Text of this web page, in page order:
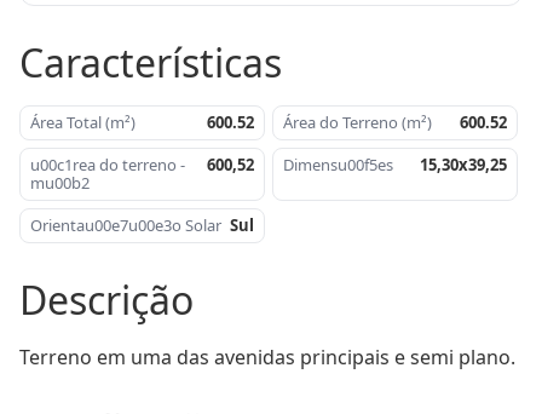
Características
Área Total (m²) 600.52 Área do Terreno (m²)
600.52
u00c1rea do terreno -
mu00b2
600,52 Dimensu00f5es 15,30x39,25
Orientau00e7u00e3o Solar Sul
Descrição
Terreno em uma das avenidas principais e semi plano.